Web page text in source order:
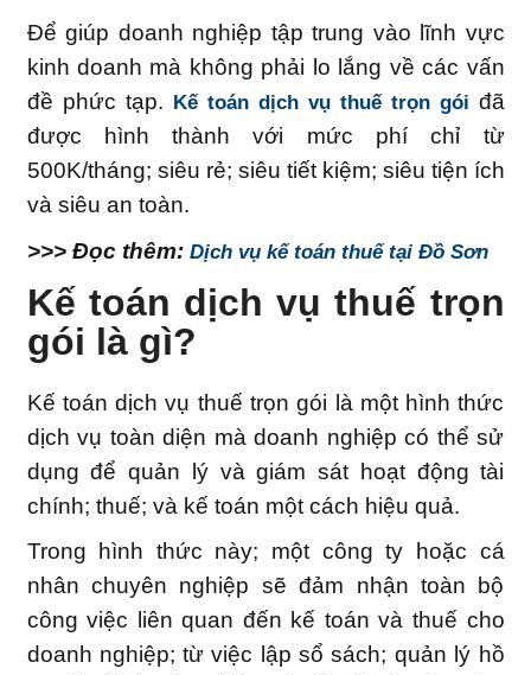
kế
toán
Để giúp doanh nghiệp tập trung vào lĩnh vực
kinh doanh mà không phải lo lắng về các vấn
đề phức tạp.
Kế toán dịch vụ thuế trọn gói đã
được hình thành với mức phí chỉ từ
500K/tháng; siêu rẻ; siêu tiết kiệm; siêu tiện ích
và siêu an toàn.
>>> Đọc thêm: Dịch vụ kế toán thuế tại Đồ Sơn
Kế toán dịch vụ thuế trọn
gói là gì?
Kế toán dịch vụ thuế trọn gói là một hình thức
dịch vụ toàn diện mà doanh nghiệp có thể sử
dụng để quản lý và giám sát hoạt động tài
chính; thuế; và kế toán một cách hiệu quả.
Trong hình thức này; một công ty hoặc cá
nhân chuyên nghiệp sẽ đảm nhận toàn bộ
công việc liên quan đến kế toán và thuế cho
doanh nghiệp; từ việc lập sổ sách; quản lý hồ